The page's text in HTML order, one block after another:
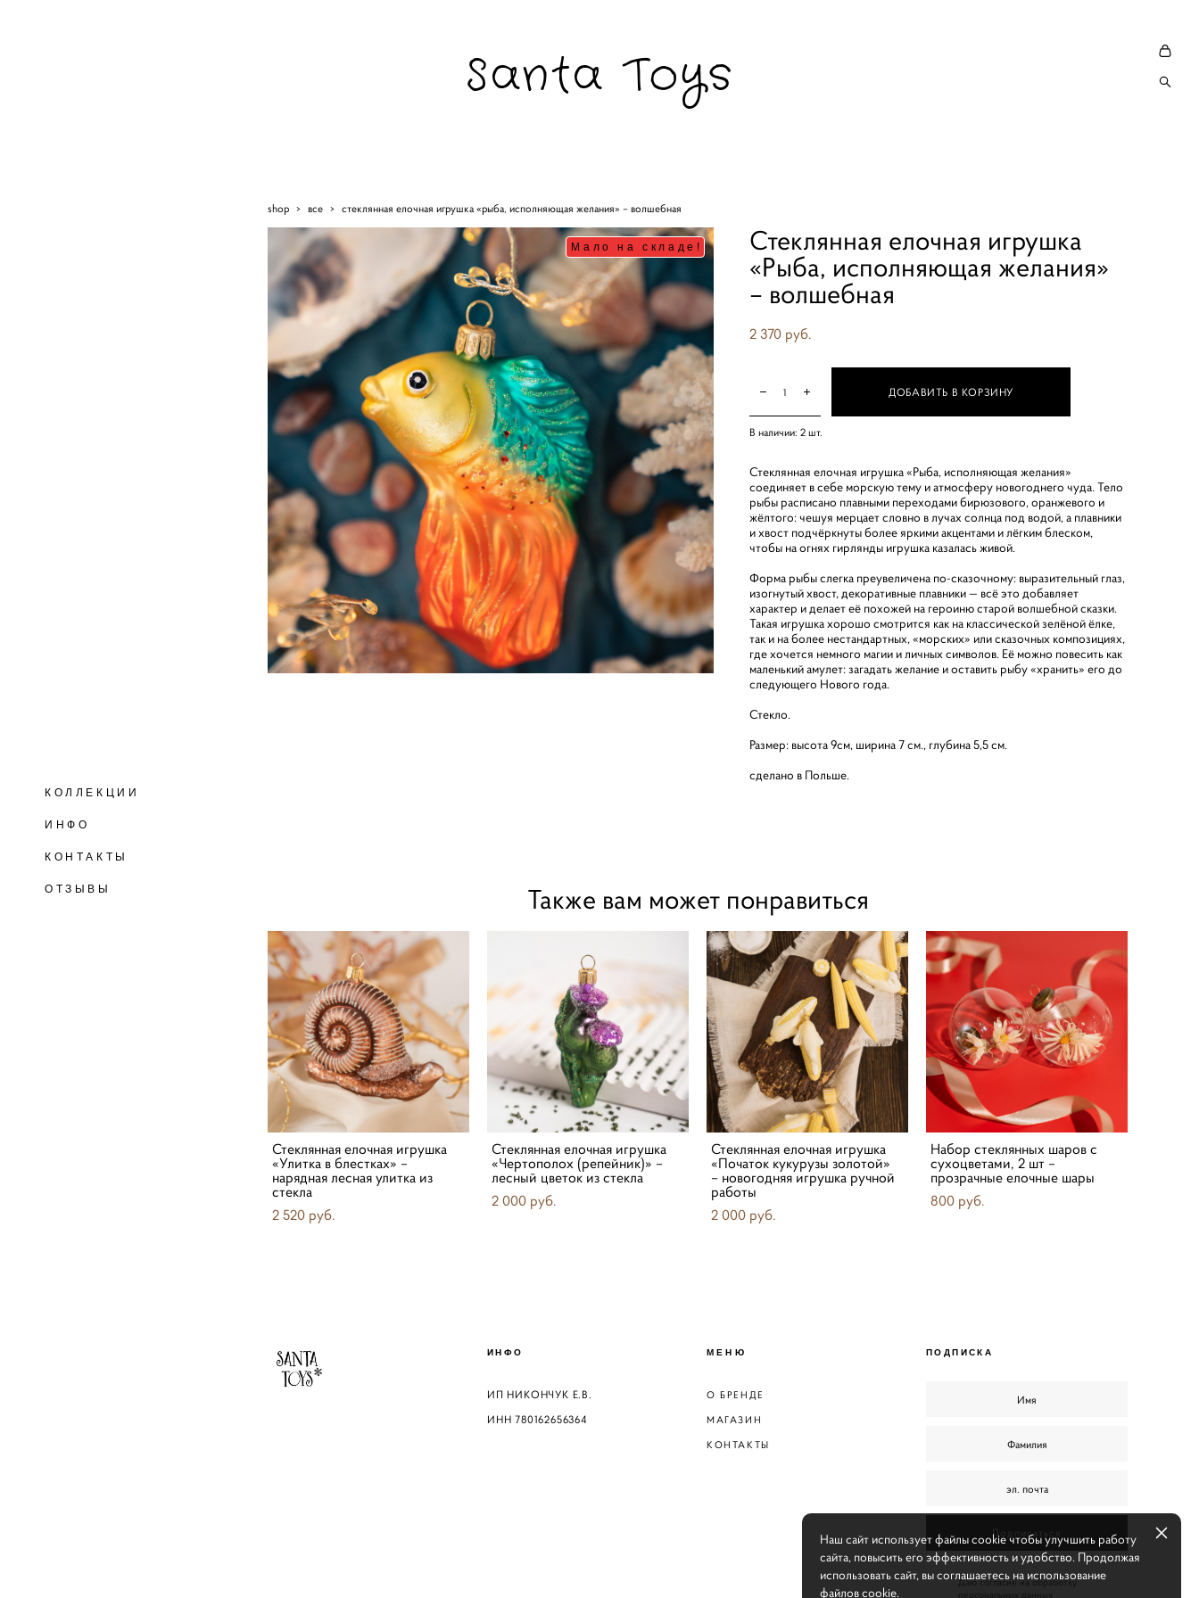
Santa Toys
КОЛЛЕКЦИИ
ИНФО
КОНТАКТЫ
ОТЗЫВЫ
shop > все > стеклянная елочная игрушка «рыба, исполняющая желания» – волшебная
Мало на складе!
Стеклянная елочная игрушка
«Рыба, исполняющая желания»
– волшебная
2 370 pуб.
В наличии: 2шт.
ДОБАВИТЬ В КОРЗИНУ
Стеклянная елочная игрушка «Рыба, исполняющая желания»
соединяет в себе морскую тему и атмосферу новогоднего чуда. Тело
рыбы расписано плавными переходами бирюзового, оранжевого и
жёлтого: чешуя мерцает словно в лучах солнца под водой, а плавники
и хвост подчёркнуты более яркими акцентами и лёгким блеском,
чтобы на огнях гирлянды игрушка казалась живой.
Форма рыбы слегка преувеличена по‑сказочному: выразительный глаз,
изогнутый хвост, декоративные плавники — всё это добавляет
характер и делает её похожей на героиню старой волшебной сказки.
Такая игрушка хорошо смотрится как на классической зелёной ёлке,
так и на более нестандартных, «морских» или сказочных композициях,
где хочется немного магии и личных символов. Её можно повесить как
маленький амулет: загадать желание и оставить рыбу «хранить» его до
следующего Нового года.
Стекло.
Размер: высота 9см, ширина 7 см., глубина 5,5 см.
сделано в Польше.
Также вам может понравиться
Стеклянная елочная игрушка
«Улитка в блестках» –
нарядная лесная улитка из
стекла
2 520 pуб.
Стеклянная елочная игрушка
«Чертополох (репейник)» –
лесный цветок из стекла
2 000 pуб.
Стеклянная елочная игрушка
«Початок кукурузы золотой»
– новогодняя игрушка ручной
работы
2 000 pуб.
Набор стеклянных шаров с
сухоцветами, 2 шт –
прозрачные елочные шары
800 pуб.
ИНФО
ИП НИКОНЧУК Е.В.
ИНН 780162656364
МЕНЮ
О БРЕНДЕ
МАГАЗИН
КОНТАКТЫ
ПОДПИСКА
Подписаться
Даю согласие на обработку
персональных данных
Наш сайт использует файлы cookie чтобы улучшить работу
сайта, повысить его эффективность и удобство. Продолжая
использовать сайт, вы соглашаетесь на использование
файлов cookie.